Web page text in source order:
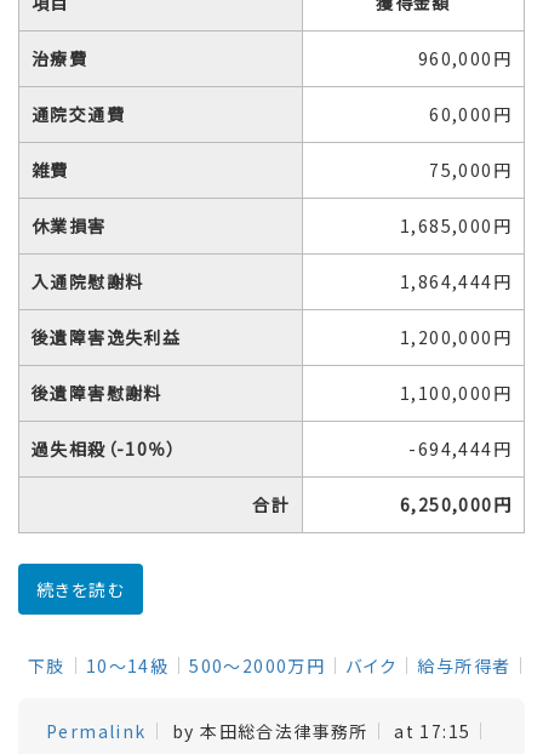
治療費 960,000円
通院交通費 60,000円
雑費 75,000円
休業損害 1,685,000円
入通院慰謝料 1,864,444円
後遺障害逸失利益 1,200,000円
後遺障害慰謝料 1,100,000円
過失相殺（-10％） -694,444円
合計 6,250,000円
続きを読む
下肢 10～14級 500～2000万円 バイク 給与所得者
Permalink by 本田総合法律事務所 at 17:15